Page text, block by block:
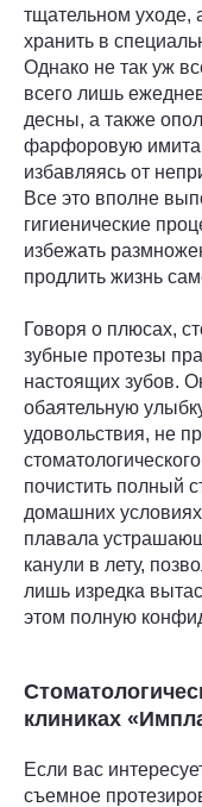
тщательном уходе,
хранить в
Однако не так уж
всего лишь
десны, а также
фарфоровую
избавляясь от
Все это вполне
гигиенические
избежать
продлить жизнь
Говоря о плюсах,
зубные протезы
настоящих зубов.
обаятельную
удовольствия, не
почистить полный
домашних
плавала
канули в лету,
лишь изредка
этом полную
клиниках
Если вас
съемное